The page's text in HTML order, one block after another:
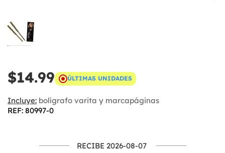
$14.99 ÚLTIMAS UNIDADES
Incluye: bolígrafo varita y marcapáginas
REF: 80997-0
RECIBE 2026-08-07